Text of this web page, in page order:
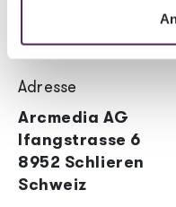
Adresse
Arcmedia AG
Ifangstrasse 6
8952 Schlieren
Schweiz